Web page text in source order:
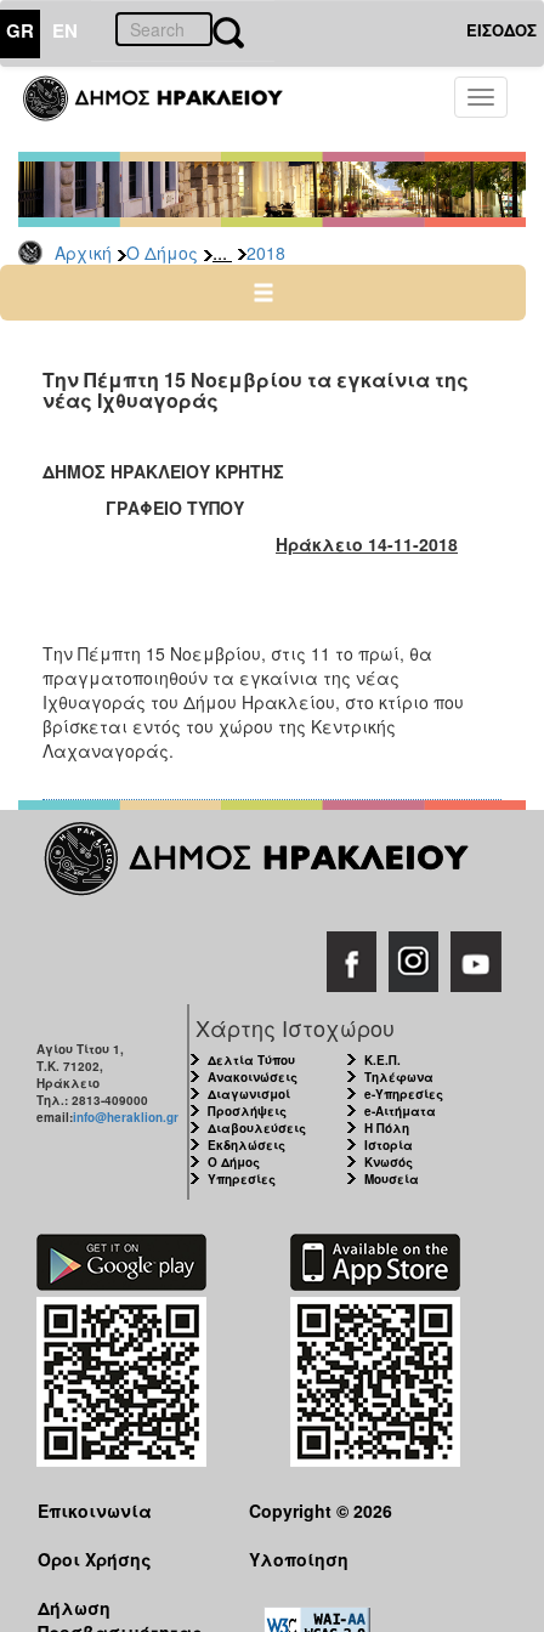
GR EN ΕΙΣΟΔΟΣ
Toggle
Αρχική Ο Δήμος ... 2018
ΔΗΜΟΣ
Δελτία
Τύπου
Αρχείο
2026
2024
2022
2020
2019
2015
2013
2012
2011
2010
2006
ΠΟΛΙΤΙΣΜΟΣ
ΑΝΘΕΚΤΙΚΗ
ΠΟΛΗ
Την Πέμπτη 15 Νοεμβρίου τα εγκαίνια της
νέας Ιχθυαγοράς
ΔΗΜΟΣ ΗΡΑΚΛΕΙΟΥ ΚΡΗΤΗΣ
ΓΡΑΦΕΙΟ ΤΥΠΟΥ
Ηράκλειο 14-11-2018
Την Πέμπτη 15 Νοεμβρίου, στις 11 το πρωί, θα
πραγματοποιηθούν τα εγκαίνια της νέας
Ιχθυαγοράς του Δήμου Ηρακλείου, στο κτίριο που
βρίσκεται εντός του χώρου της Κεντρικής
Λαχαναγοράς.
Αγίου Τίτου 1,
Τ.Κ. 71202,
Ηράκλειο
Τηλ.: 2813-409000
email:info@heraklion.gr
Χάρτης Ιστοχώρου
Δελτία Τύπου
Ανακοινώσεις
Διαγωνισμοί
Προσλήψεις
Διαβουλεύσεις
Εκδηλώσεις
Ο Δήμος
Υπηρεσίες
Κ.Ε.Π.
Τηλέφωνα
e-Υπηρεσίες
e-Αιτήματα
Η Πόλη
Ιστορία
Κνωσός
Μουσεία
Επικοινωνία
Όροι Χρήσης
Δήλωση
Copyright © 2026
Υλοποίηση